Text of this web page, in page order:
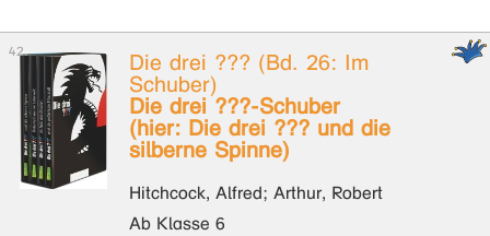
Die drei ??? (Bd. 26: Im
Schuber)
Die drei ???-Schuber
(hier: Die drei ??? und die
silberne Spinne)
Hitchcock, Alfred; Arthur, Robert
Ab Klasse 6